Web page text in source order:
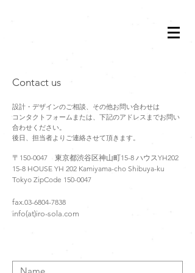
Contact us
設計・デザインのご相談、その他お問い合わせは
コンタクトフォームま たは、下記のアドレスまでお問い
合わせください。
後日、担当者よりご連絡させて頂き ます。
〒150-0047 東京都渋谷区神山町15-8 ハウスYH202
15-8 HOUSE YH 202 Kamiyama-cho Shibuya-ku
Tokyo ZipCode 150-0047
fax.03-6804-7838
info(at)iro-so la.com